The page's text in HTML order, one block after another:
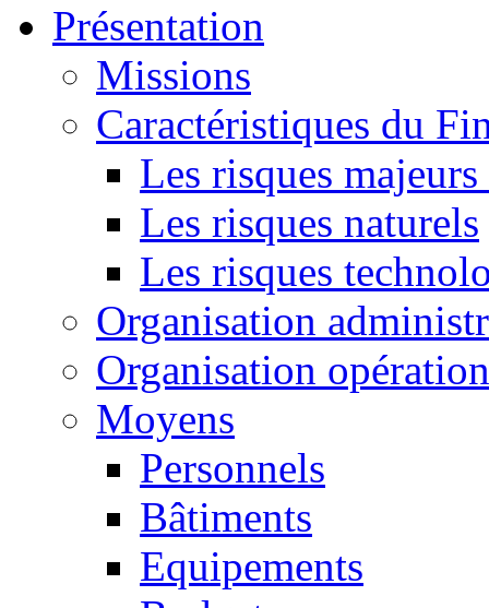
Présentation
Missions
Caractéristiques du
Les risques
Les risques naturels
Les risques
Organisation
Organisation
Moyens
Personnels
Bâtiments
Equipements